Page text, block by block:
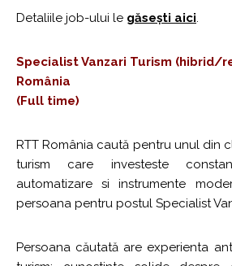
Detaliile job-ului le găsești aici.
Specialist Vanzari Turism (hibrid/
România
(Full time)
RTT România caută pentru unul din
turism care investeste
automatizare si instrumente
persoana pentru postul Specialist
Persoana căutată are experienta